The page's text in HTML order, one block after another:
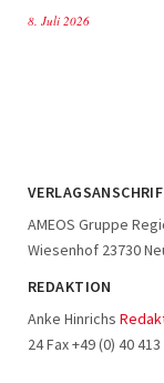
8. Juli 2026
AMEOS Gruppe
Wiesenhof 23730
REDAKTION
Anke Hinrichs
24 Fax +49 (0) 40